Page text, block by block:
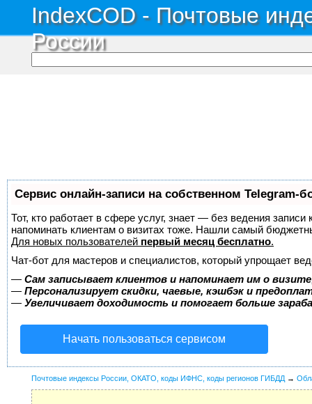
IndexCOD - Почтовые
России
Сервис онлайн-записи на собственном Telegram-
Тот, кто работает в сфере услуг, знает — без ведения
напоминать клиентам о визитах тоже. Нашли самый
Для новых пользователей первый месяц бесплатно.
Чат-бот для мастеров и специалистов, который упрощает
— Сам записывает клиентов и напоминает им о
— Персонализирует скидки, чаевые, кэшбэк и
— Увеличивает доходимость и помогает больше
Начать пользоваться сервисом
Почтовые индексы России, ОКАТО, коды ИФНС, коды регионов ГИБДД →